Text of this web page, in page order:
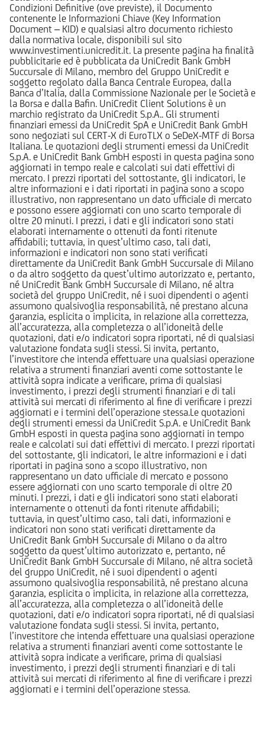
Condizioni Definitive (ove previste), il Documento
contenente le Informazioni Chiave (Key Information
Document – KID) e qualsiasi altro documento richiesto
dalla normativa locale, disponibili sul sito
www.investimenti.unicredit.it. La presente pagina ha finalità
pubblicitarie ed è pubblicata da UniCredit Bank GmbH
Succursale di Milano, membro del Gruppo UniCredit e
soggetto regolato dalla Banca Centrale Europea, dalla
Banca d’Italia, dalla Commissione Nazionale per le Società e
la Borsa e dalla Bafin. UniCredit Client Solutions è un
marchio registrato da UniCredit S.p.A.. Gli strumenti
finanziari emessi da UniCredit SpA e UniCredit Bank GmbH
sono negoziati sul CERT-X di EuroTLX o SeDeX-MTF di Borsa
Italiana. Le quotazioni degli strumenti emessi da UniCredit
S.p.A. e UniCredit Bank GmbH esposti in questa pagina sono
aggiornati in tempo reale e calcolati sui dati effettivi di
mercato. I prezzi riportati del sottostante, gli indicatori, le
altre informazioni e i dati riportati in pagina sono a scopo
illustrativo, non rappresentano un dato ufficiale di mercato
e possono essere aggiornati con uno scarto temporale di
oltre 20 minuti. I prezzi, i dati e gli indicatori sono stati
elaborati internamente o ottenuti da fonti ritenute
affidabili; tuttavia, in quest’ultimo caso, tali dati,
informazioni e indicatori non sono stati verificati
direttamente da UniCredit Bank GmbH Succursale di Milano
o da altro soggetto da quest’ultimo autorizzato e, pertanto,
né UniCredit Bank GmbH Succursale di Milano, né altra
società del gruppo UniCredit, né i suoi dipendenti o agenti
assumono qualsivoglia responsabilità, né prestano alcuna
garanzia, esplicita o implicita, in relazione alla correttezza,
all’accuratezza, alla completezza o all’idoneità delle
quotazioni, dati e/o indicatori sopra riportati, né di qualsiasi
valutazione fondata sugli stessi. Si invita, pertanto,
l’investitore che intenda effettuare una qualsiasi operazione
relativa a strumenti finanziari aventi come sottostante le
attività sopra indicate a verificare, prima di qualsiasi
investimento, i prezzi degli strumenti finanziari e di tali
attività sui mercati di riferimento al fine di verificare i prezzi
aggiornati e i termini dell’operazione stessa.Le quotazioni
degli strumenti emessi da UniCredit S.p.A. e UniCredit Bank
GmbH esposti in questa pagina sono aggiornati in tempo
reale e calcolati sui dati effettivi di mercato. I prezzi riportati
del sottostante, gli indicatori, le altre informazioni e i dati
riportati in pagina sono a scopo illustrativo, non
rappresentano un dato ufficiale di mercato e possono
essere aggiornati con uno scarto temporale di oltre 20
minuti. I prezzi, i dati e gli indicatori sono stati elaborati
internamente o ottenuti da fonti ritenute affidabili;
tuttavia, in quest’ultimo caso, tali dati, informazioni e
indicatori non sono stati verificati direttamente da
UniCredit Bank GmbH Succursale di Milano o da altro
soggetto da quest’ultimo autorizzato e, pertanto, né
UniCredit Bank GmbH Succursale di Milano, né altra società
del gruppo UniCredit, né i suoi dipendenti o agenti
assumono qualsivoglia responsabilità, né prestano alcuna
garanzia, esplicita o implicita, in relazione alla correttezza,
all’accuratezza, alla completezza o all’idoneità delle
quotazioni, dati e/o indicatori sopra riportati, né di qualsiasi
valutazione fondata sugli stessi. Si invita, pertanto,
l’investitore che intenda effettuare una qualsiasi operazione
relativa a strumenti finanziari aventi come sottostante le
attività sopra indicate a verificare, prima di qualsiasi
investimento, i prezzi degli strumenti finanziari e di tali
attività sui mercati di riferimento al fine di verificare i prezzi
aggiornati e i termini dell’operazione stessa.